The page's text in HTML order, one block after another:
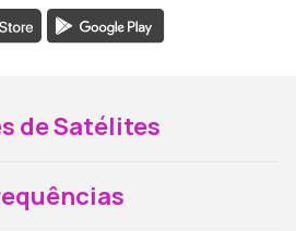
de Satélites